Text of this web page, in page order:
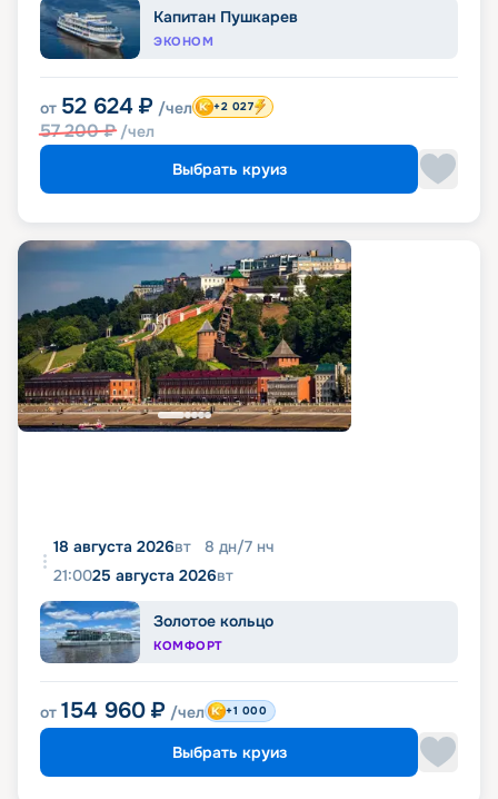
Капитан Пушкарев
ЭКОНОМ
от 52 624 ₽ /чел
57 200₽ /чел
+2 027
Выбрать круиз
18 августа 2026вт 8 дн/7 нч
21:0025 августа 2026вт
Золотое кольцо
КОМФОРТ
от 154 960 ₽ /чел +1 000
Выбрать круиз